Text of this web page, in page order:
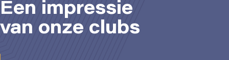
Een impressie
van onze clubs